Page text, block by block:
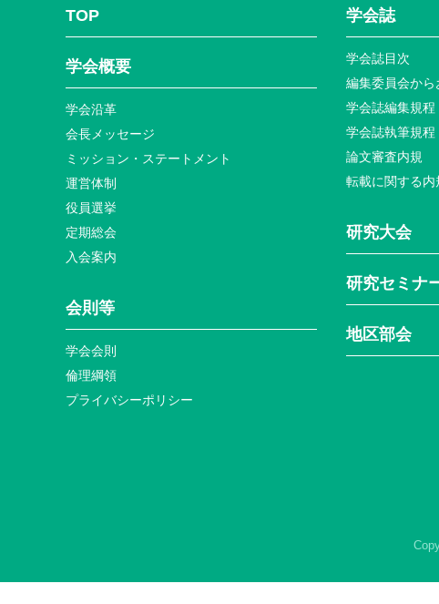
TOP
学会概要
学会沿革
会長メッセージ
ミッション・ステートメント
運営体制
役員選挙
定期総会
入会案内
会則等
学会会則
倫理綱領
プライバシーポリシー
学会誌
学会誌目次
編集委員会から
学会誌編集規程
学会誌執筆規程
論文審査内規
転載に関する内
研究大会
研究セミナ
地区部会